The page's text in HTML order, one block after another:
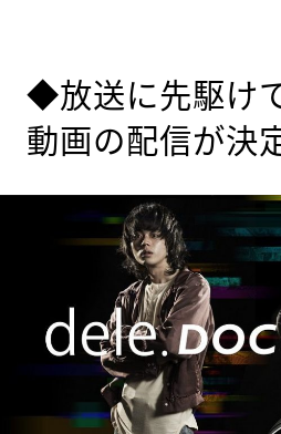
◆放送に先駆け
動画の配信が決